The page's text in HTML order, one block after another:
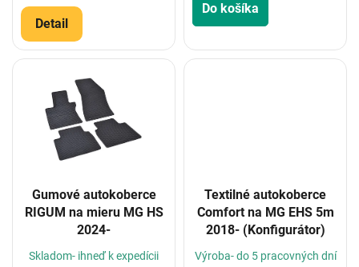
Detail
Do košíka
Gumové autokoberce
RIGUM na mieru MG HS
2024-
Skladom- ihneď k expedícii
Textilné autokoberce
Comfort na MG EHS 5m
2018- (Konfigurátor)
Výroba- do 5 pracovných dní